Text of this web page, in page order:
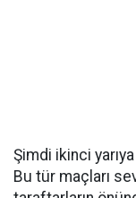
Şimdi ikinci
Bu tür maçları